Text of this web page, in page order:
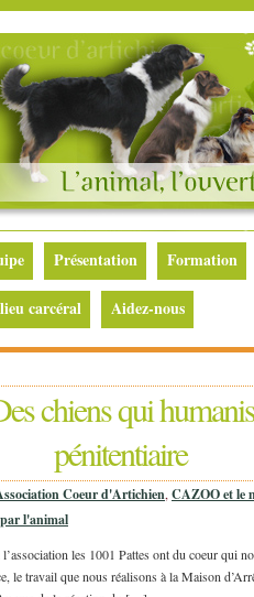
Présentation Formation
carcéral Aidez-nous
chiens qui
pénitentiaire
Coeur d'Artichien, CAZOO et le
l'animal
les 1001 Pattes ont du coeur qui
le travail que nous réalisons à la Maison